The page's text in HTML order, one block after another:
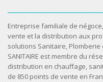
Entreprise familiale de
vente et la distribution aux
solutions Sanitaire, Plomberie
SANITAIRE est membre du
distribution en chauffage,
de 850 points de vente en